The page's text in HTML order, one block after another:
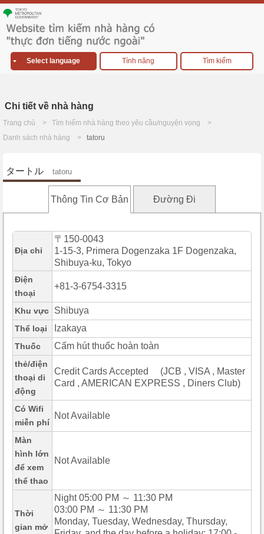
Select language Tính năng Tìm kiếm
Chi tiết về nhà hàng
Trang chủ
Tìm hiếm nhà hàng theo yêu cầu/nguyện vọng
Danh sách nhà hàng
tatoru
タートル tatoru
Thông Tin Cơ Bản Đường Đi
Địa chỉ
〒150-0043
1-15-3, Primera Dogenzaka 1F Dogenzaka,
Shibuya-ku, Tokyo
Điện
thoại
+81-3-6754-3315
Khu vực Shibuya
Thể loại Izakaya
Thuốc Cấm hút thuốc hoàn toàn
thẻ/điện
thoại di
động
Credit Cards Accepted (JCB , VISA , Master
Card , AMERICAN EXPRESS , Diners Club)
Có Wifi
miễn phí
Not Available
Màn
hình lớn
để xem
thể thao
Not Available
Thời
gian mở
Night 05:00 PM ～ 11:30 PM
03:00 PM ～ 11:30 PM
Monday, Tuesday, Wednesday, Thursday,